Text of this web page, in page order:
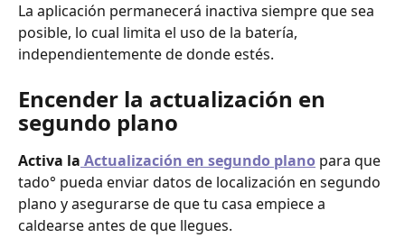
La aplicación permanecerá inactiva siempre que sea
posible, lo cual limita el uso de la batería,
independientemente de donde estés.
Encender la actualización en
segundo plano
Activa la Actualización en segundo plano para que
tado° pueda enviar datos de localización en segundo
plano y asegurarse de que tu casa empiece a
caldearse antes de que llegues.